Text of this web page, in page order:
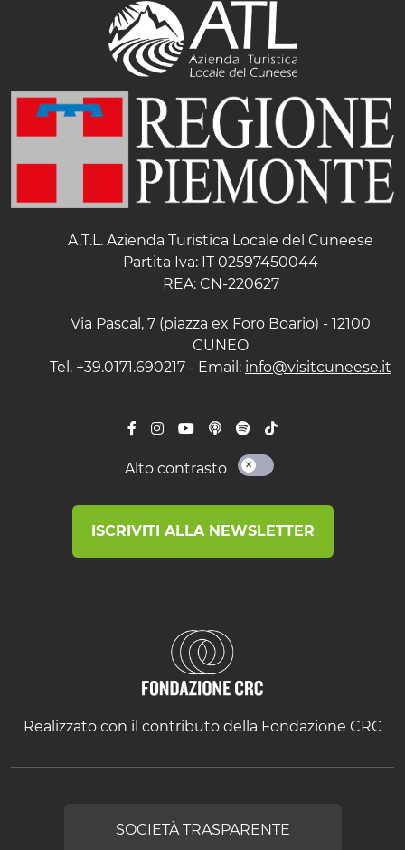
A.T.L. Azienda Turistica Locale del Cuneese
Partita Iva: IT 02597450044
REA: CN-220627
Via Pascal, 7 (piazza ex Foro Boario) - 12100
CUNEO
Tel. +39.0171.690217 - Email: info@visitcuneese.it
Alto contrasto
ISCRIVITI ALLA NEWSLETTER
Realizzato con il contributo della Fondazione CRC
SOCIETÀ TRASPARENTE